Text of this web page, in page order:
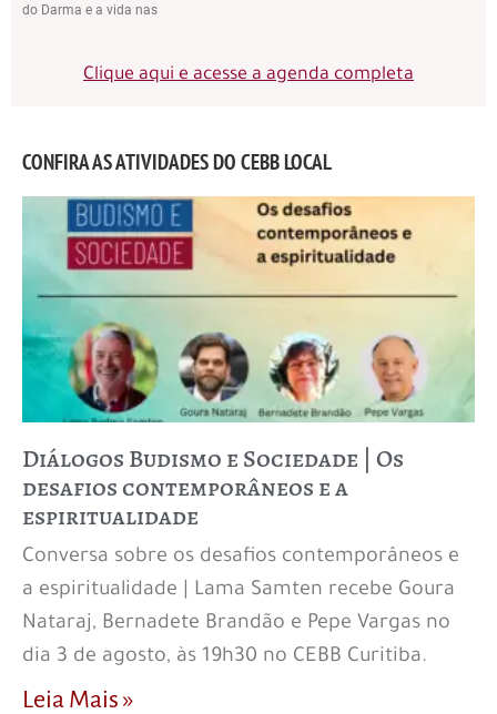
do Darma e a vida nas
Clique aqui e acesse a agenda completa
CONFIRA AS ATIVIDADES DO CEBB LOCAL
Diálogos Budismo e Sociedade | Os
desafios contemporâneos e a
espiritualidade
Conversa sobre os desafios contemporâneos e
a espiritualidade | Lama Samten recebe Goura
Nataraj, Bernadete Brandão e Pepe Vargas no
dia 3 de agosto, às 19h30 no CEBB Curitiba.
Leia Mais »